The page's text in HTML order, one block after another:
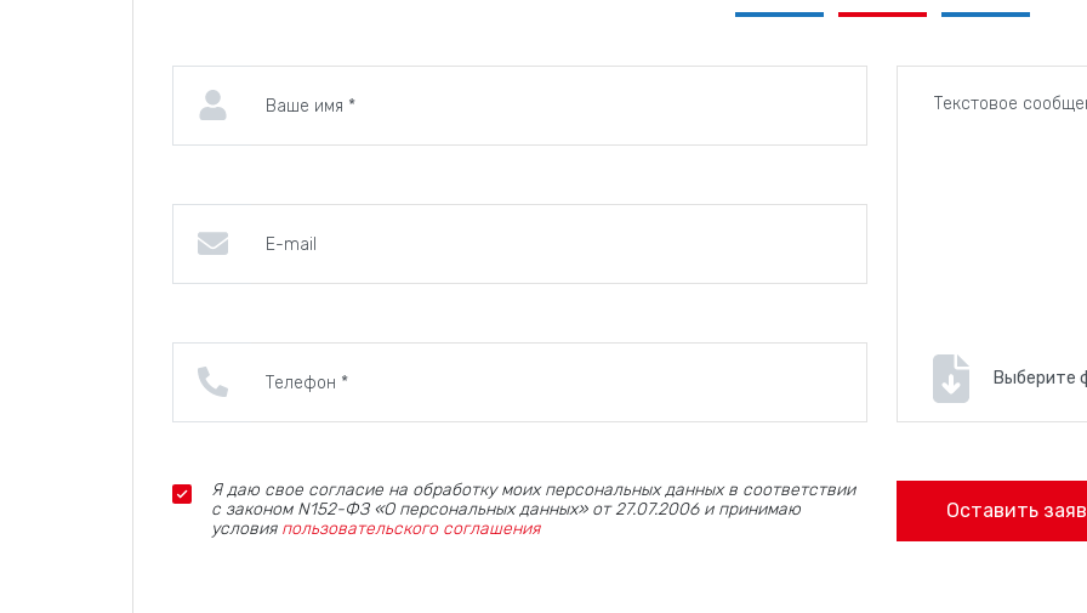
Выберите
Я даю свое согласие на обработку моих персональных данных в соответствии
с законом N152-ФЗ «О персональных данных» от 27.07.2006 и принимаю
условия пользовательского соглашения
Оставить